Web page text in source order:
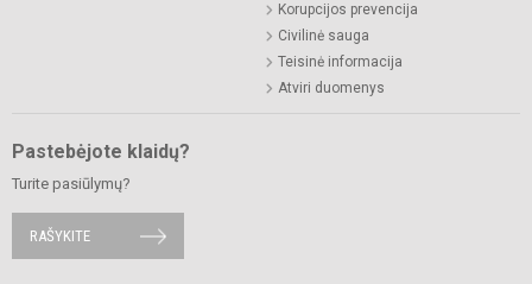
Korupcijos prevencija
Civilinė sauga
Teisinė informacija
Atviri duomenys
Pastebėjote klaidų?
Turite pasiūlymų?
RAŠYKITE